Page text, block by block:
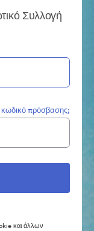
Συλλογή
πρόσβασης;
και άλλων